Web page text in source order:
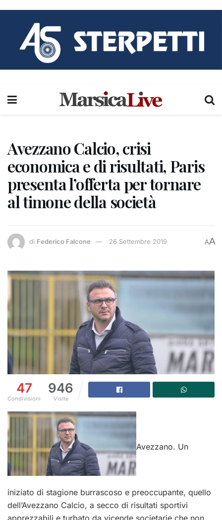
Avezzano Calcio, crisi
economica e di risultati, Paris
presenta l’offerta per tornare
al timone della società
di Federico Falcone 26 Settembre 2019 AA
47
Condivisioni
946
Visite
Avezzano. Un
iniziato di stagione burrascoso e preoccupante, quello
dell’Avezzano Calcio, a secco di risultati sportivi
apprezzabili e turbato da vicende societarie che non